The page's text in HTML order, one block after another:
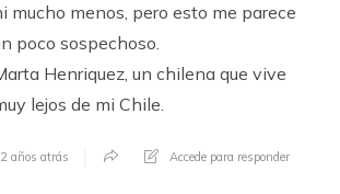
mucho menos, pero esto me parece
poco sospechoso.
Henriquez, un chilena que vive
lejos de mi Chile.
años atrás Accede para responder